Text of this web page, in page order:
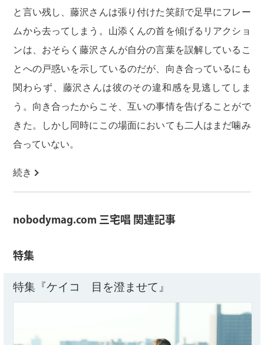
と言い残し、藤沢さんは張り付けた笑顔で足早にフレー
ムから去ってしまう。山添くんの首を傾げるリアクショ
ンは、おそらく藤沢さんが自分の言葉を誤解しているこ
とへの戸惑いを示しているのだが、向き合っているにも
関わらず、藤沢さんは彼のその違和感を見逃してしま
う。向き合ったからこそ、互いの事情を告げることがで
きた。しかし同時にこの場面においても二人はまだ噛み
合っていない。
続き
nobodymag.com 三宅唱 関連記事
特集
特集『ケイコ 目を澄ませて』